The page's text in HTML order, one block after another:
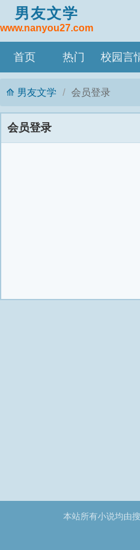
男友文学
www.nanyou27.com
首页 热门 校园言
男友文学 会员登录
会员登录
本站所有小说均由